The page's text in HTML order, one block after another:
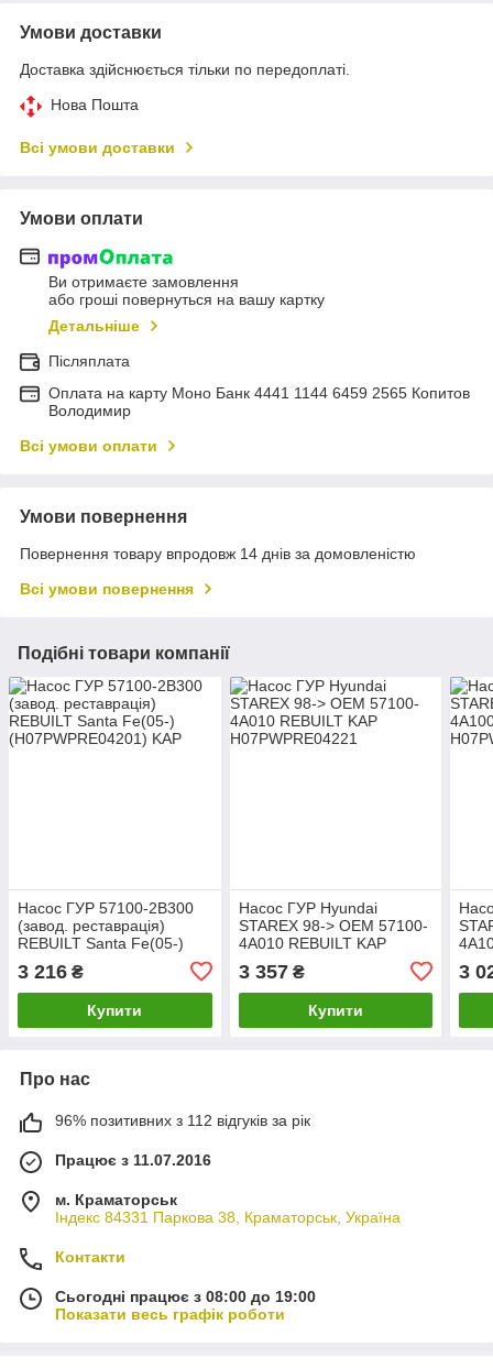
Умови доставки
Доставка здійснюється тільки по передоплаті.
Нова Пошта
Всі умови доставки
Умови оплати
Ви отримаєте замовлення
або гроші повернуться на вашу картку
Детальніше
Післяплата
Оплата на карту Моно Банк 4441 1144 6459 2565 Копитов
Володимир
Всі умови оплати
Умови повернення
Повернення товару впродовж 14 днів за домовленістю
Всі умови повернення
Подібні товари компанії
Насос ГУР 57100-2B300
(завод. реставрація)
REBUILT Santa Fe(05-)
3 216 ₴
Купити
Насос ГУР Hyundai
STAREX 98-> OEM 57100-
4A010 REBUILT KAP
3 357₴
Купити
3
Про нас
96% позитивних з 112 відгуків за рік
Працює з 11.07.2016
м. Краматорськ
Індекс 84331 Паркова 38, Краматорськ, Україна
Контакти
Сьогодні працює з 08:00 до 19:00
Показати весь графік роботи